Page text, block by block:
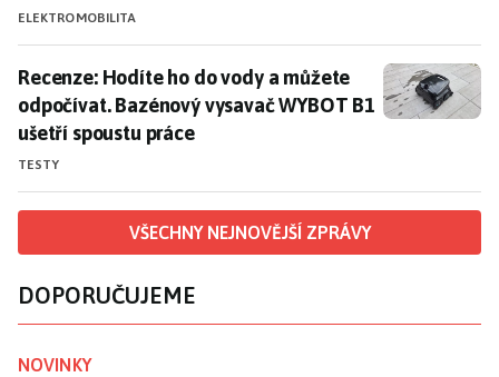
ELEKTROMOBILITA
Recenze: Hodíte ho do vody a můžete odpočívat.
Recenze: Hodíte ho do vody a můžete
odpočívat. Bazénový vysavač WYBOT B1
ušetří spoustu práce
TESTY
VŠECHNY NEJNOVĚJŠÍ ZPRÁVY
DOPORUČUJEME
NOVINKY